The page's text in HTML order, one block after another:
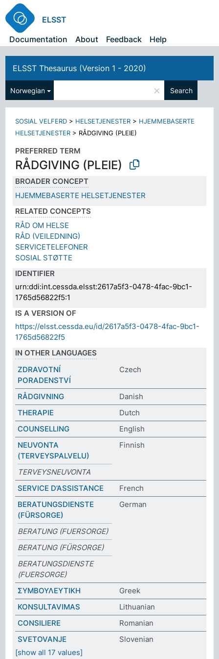
ELSST
Documentation
About Feedback Help
ELSST Thesaurus (Version 1 - 2020)
Norwegian × Search
SOSIAL VELFERD > HELSETJENESTER > HJEMMEBASERTE
HELSETJENESTER > RÅDGIVING (PLEIE)
PREFERRED TERM
RÅDGIVING (PLEIE)
BROADER CONCEPT
HJEMMEBASERTE HELSETJENESTER
RELATED CONCEPTS
RÅD OM HELSE
RÅD (VEILEDNING)
SERVICETELEFONER
SOSIAL STØTTE
IDENTIFIER
urn:ddi:int.cessda.elsst:2617a5f3-0478-4fac-9bc1-
1765d56822f5:1
IS A VERSION OF
https://elsst.cessda.eu/id/2617a5f3-0478-4fac-9bc1-
1765d56822f5
IN OTHER LANGUAGES
ZDRAVOTNÍ
PORADENSTVÍ
Czech
RÅDGIVNING
Danish
THERAPIE
Dutch
COUNSELLING
English
NEUVONTA
(TERVEYSPALVELU)
Finnish
TERVEYSNEUVONTA
SERVICE D’ASSISTANCE
French
BERATUNGSDIENSTE
(FÜRSORGE)
German
BERATUNG (FUERSORGE)
BERATUNG (FÜRSORGE)
BERATUNGSDIENSTE
(FUERSORGE)
ΣΥΜΒΟΥΛΕΥΤΙΚΗ
Greek
KONSULTAVIMAS
Lithuanian
CONSILIERE
Romanian
SVETOVANJE
Slovenian
[show all 17 values]